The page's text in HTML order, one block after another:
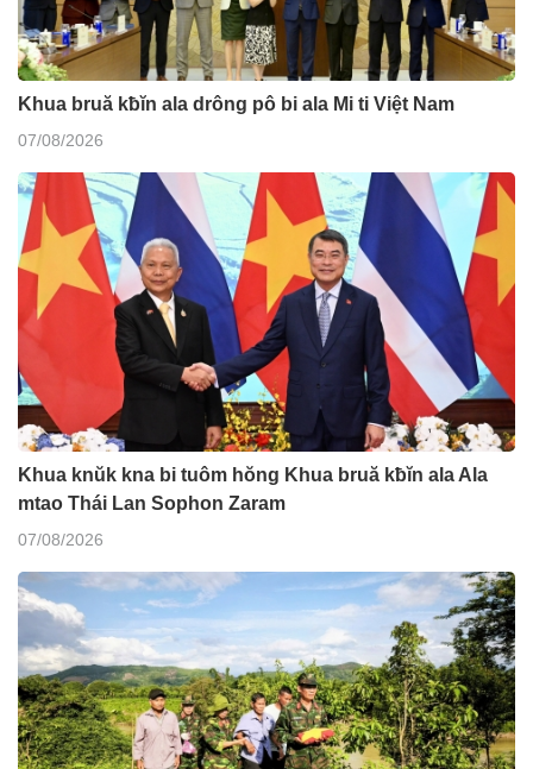
Khua bruă kƀĭn ala drông pô bi ala Mi ti Việt Nam
07/08/2026
Khua knŭk kna bi tuôm hŏng Khua bruă kƀĭn ala Ala
mtao Thái Lan Sophon Zaram
07/08/2026